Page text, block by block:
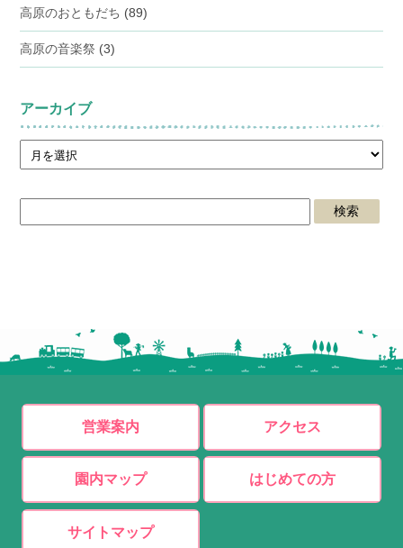
高原のおともだち (89)
高原の音楽祭 (3)
アーカイブ
営業案内 アクセス
園内マップ はじめての方
サイトマップ